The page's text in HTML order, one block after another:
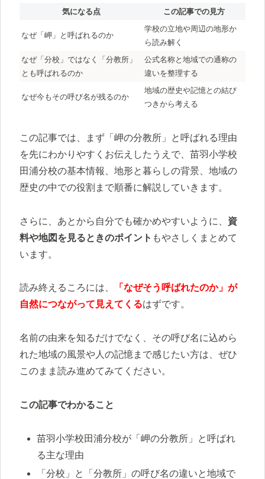
気になる点 この記事での見方
なぜ「岬」と呼ばれるのか
学校の立地や周辺の地形か
ら読み解く
なぜ「分校」ではなく「分教所」
とも呼ばれるのか
公式名称と地域での通称の
違いを整理する
なぜ今もその呼び名が残るのか
地域の歴史や記憶との結び
つきから考える
この記事では、まず「岬の分教所」と呼ばれる理由
を先にわかりやすくお伝えしたうえで、苗羽小学校
田浦分校の基本情報、地形と暮らしの背景、地域の
歴史の中での役割まで順番に解説していきます。
さらに、あとから自分でも確かめやすいように、 資
料や地図を見るときのポイント もやさしくまとめて
います。
読み終えるころには、
「なぜそう呼ばれたのか」が
自然につながって見えてくるはずです。
名前の由来を知るだけでなく、その呼び名に込めら
れた地域の風景や人の記憶まで感じたい方は、ぜひ
このまま読み進めてみてください。
この記事でわかること
苗羽小学校田浦分校が「岬の分教所」と呼ばれ
る主な理由
「分校」と「分教所」の呼び名の違いと地域で